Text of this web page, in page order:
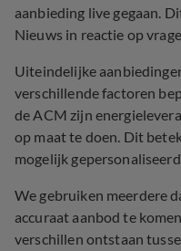
aanbieding live gegaan.
Nieuws in reactie op
Uiteindelijke
verschillende factoren
de ACM zijn
op maat te doen. Dit
mogelijk
We gebruiken meerdere
accuraat aanbod te
verschillen ontstaan